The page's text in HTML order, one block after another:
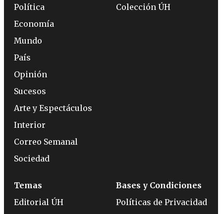
Política
Economía
Mundo
País
Opinión
Sucesos
Arte y Espectáculos
Interior
Correo Semanal
Sociedad
Colección ÚH
Temas
Editorial ÚH
Bases y Condiciones
Políticas de Privacidad